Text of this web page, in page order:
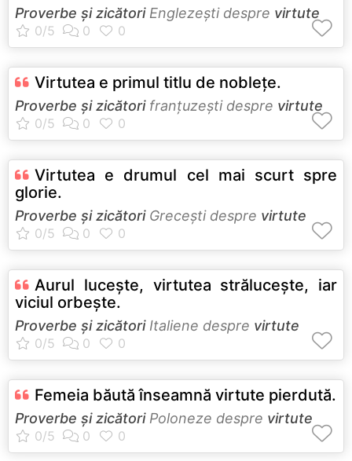
Proverbe și zicătoriEnglezeşti despre virtute
Virtutea e primul titlu de nobleţe.
Proverbe și zicătorifranţuzeşti despre virtute
Virtutea e drumul cel mai scurt spre
glorie.
Proverbe și zicătoriGreceşti despre virtute
Aurul luceşte, virtutea străluceşte, iar
viciul orbeşte.
Proverbe și zicătoriItaliene despre virtute
Femeia băută înseamnă virtute pierdută.
Proverbe și zicătoriPoloneze despre virtute